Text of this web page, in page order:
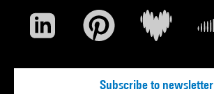
Subscribe to newsletter